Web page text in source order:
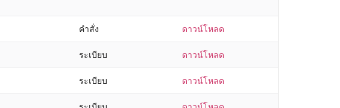
คำสั่ง ดาวน์โหลด
ระเบียบ ดาวน์โหลด
ระเบียบ ดาวน์โหลด